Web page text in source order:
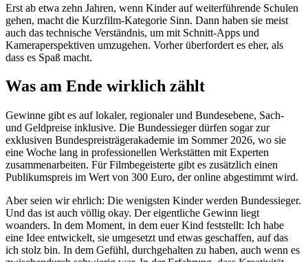
Erst ab etwa zehn Jahren, wenn Kinder auf weiterführende Schulen
gehen, macht die Kurzfilm-Kategorie Sinn. Dann haben sie meist
auch das technische Verständnis, um mit Schnitt-Apps und
Kameraperspektiven umzugehen. Vorher überfordert es eher, als
dass es Spaß macht.
Was am Ende wirklich zählt
Gewinne gibt es auf lokaler, regionaler und Bundesebene, Sach-
und Geldpreise inklusive. Die Bundessieger dürfen sogar zur
exklusiven Bundespreisträgerakademie im Sommer 2026, wo sie
eine Woche lang in professionellen Werkstätten mit Experten
zusammenarbeiten. Für Filmbegeisterte gibt es zusätzlich einen
Publikumspreis im Wert von 300 Euro, der online abgestimmt wird.
Aber seien wir ehrlich: Die wenigsten Kinder werden Bundessieger.
Und das ist auch völlig okay. Der eigentliche Gewinn liegt
woanders. In dem Moment, in dem euer Kind feststellt: Ich habe
eine Idee entwickelt, sie umgesetzt und etwas geschaffen, auf das
ich stolz bin. In dem Gefühl, durchgehalten zu haben, auch wenn es